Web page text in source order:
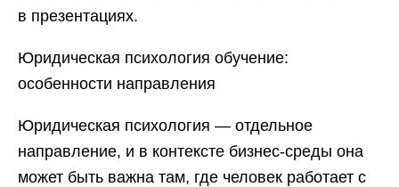
в презентациях.
Юридическая психология обучение:
особенности направления
Юридическая психология — отдельное
направление, и в контексте бизнес-среды она
может быть важна там, где человек работает с